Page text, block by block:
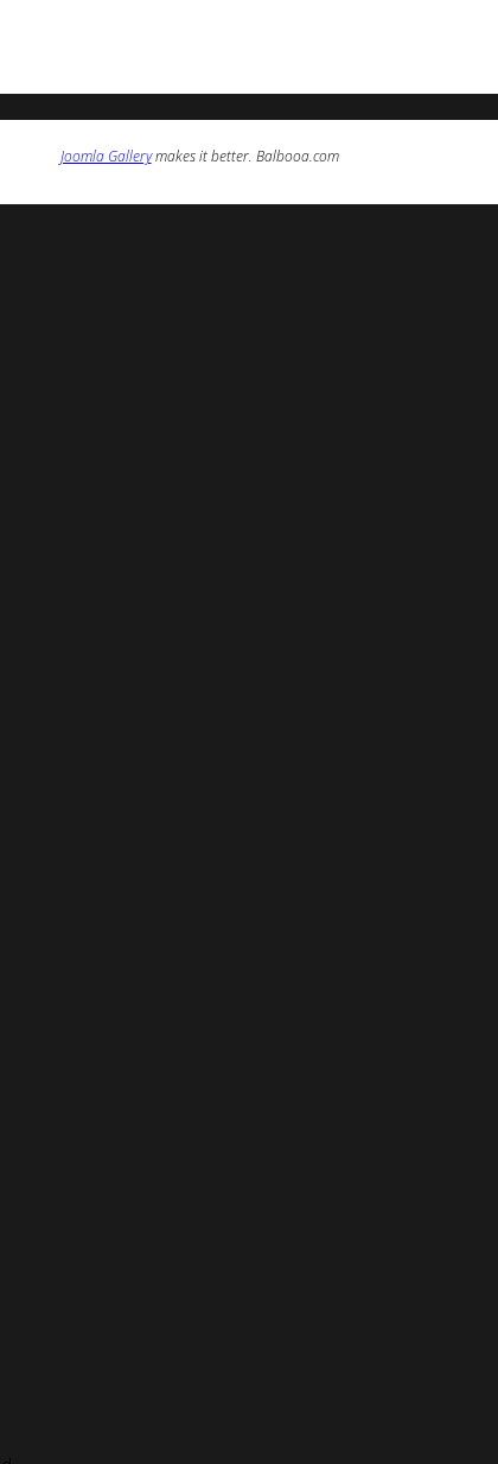
Joomla Gallerymakes it better. Balbooa.com